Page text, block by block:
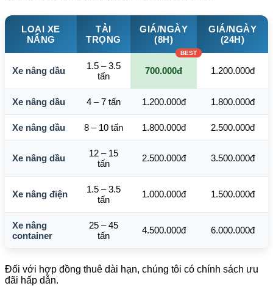
LOẠI XE
NÂNG
TẢI
TRỌNG
GIÁ/NGÀY
(8H)
GIÁ/NGÀY
(24H)
Xe nâng dầu
1.5 – 3.5
tấn
700.000đ 1.200.000đ
Xe nâng dầu 4 – 7 tấn 1.200.000đ 1.800.000đ
Xe nâng dầu 8 – 10 tấn 1.800.000đ 2.500.000đ
Xe nâng dầu
12 – 15
tấn
2.500.000đ 3.500.000đ
Xe nâng điện
1.5 – 3.5
tấn
1.000.000đ 1.500.000đ
Xe nâng
container
25 – 45
tấn
4.500.000đ 6.000.000đ
Đối với hợp đồng thuê dài hạn, chúng tôi có chính sách ưu
đãi hấp dẫn.